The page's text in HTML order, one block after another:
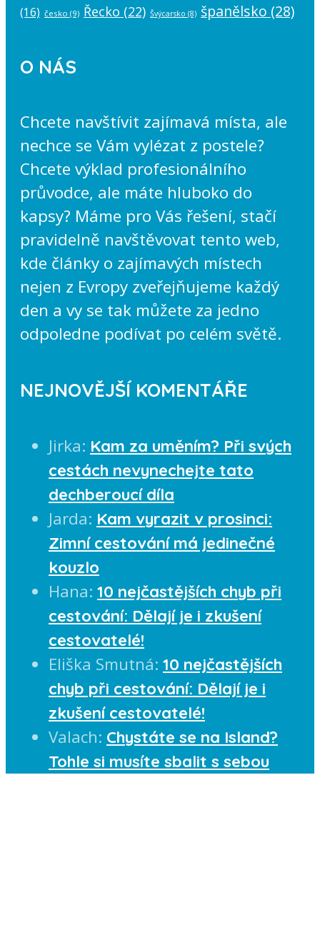
(16) česko (9) Řecko (22) Švýcarsko (8) španělsko (28)
O NÁS
Chcete navštívit zajímavá místa, ale
nechce se Vám vylézat z postele?
Chcete výklad profesionálního
průvodce, ale máte hluboko do
kapsy? Máme pro Vás řešení, stačí
pravidelně navštěvovat tento web,
kde články o zajímavých místech
nejen z Evropy zveřejňujeme každý
den a vy se tak můžete za jedno
odpoledne podívat po celém světě.
NEJNOVĚJŠÍ KOMENTÁŘE
Jirka: Kam za uměním? Při svých
cestách nevynechejte tato
dechberoucí díla
Jarda: Kam vyrazit v prosinci:
Zimní cestování má jedinečné
kouzlo
Hana: 10 nejčastějších chyb při
cestování: Dělají je i zkušení
cestovatelé!
Eliška Smutná: 10 nejčastějších
chyb při cestování: Dělají je i
zkušení cestovatelé!
Valach: Chystáte se na Island?
Tohle si musíte sbalit s sebou